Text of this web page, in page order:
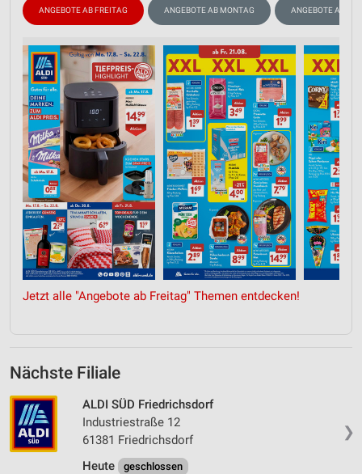
ANGEBOTE AB FREITAG ANGEBOTE AB MONTAG ANGEBOTE AB
Jetzt alle "Angebote ab Freitag" Themen entdecken!
Nächste Filiale
❯
ALDI SÜD Friedrichsdorf
Industriestraße 12
61381 Friedrichsdorf
Heute
geschlossen